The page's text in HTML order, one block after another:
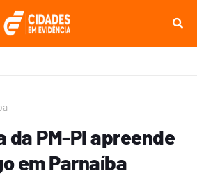
da PM-PI apreende
em Parnaíba